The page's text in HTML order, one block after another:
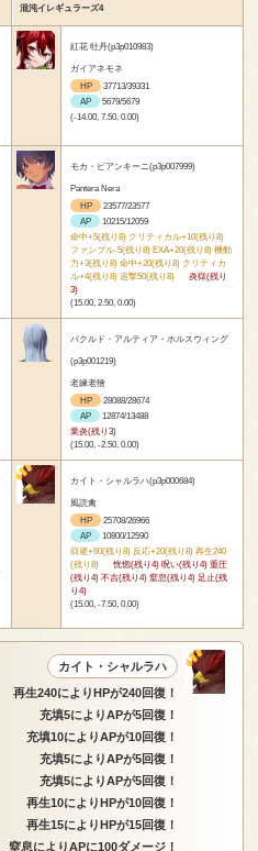
混沌イレギュラーズ4
紅花 牡丹(p3p010983)
ガイアネモネ
HP
37713/39331
AP
5679/5679
(-14.00, 7.50, 0.00)
モカ・ビアンキーニ(p3p007999)
Pantera Nera
HP
23577/23577
AP
10215/12059
命中+5(残り8) クリティカル+10(残り8)
ファンブル-5(残り8) EXA+20(残り8) 機動
力+3(残り8) 命中+20(残り8) クリティカ
ル+4(残り8) 追撃50(残り8)
炎獄(残り
3)
(15.00, 2.50, 0.00)
バクルド・アルティア・ホルスウィング
(p3p001219)
老練老獪
HP
28088/28674
AP
12874/13488
業炎(残り3)
(15.00, -2.50, 0.00)
カイト・シャルラハ(p3p000684)
風読禽
HP
25708/26966
AP
10800/12590
回避+60(残り8) 反応+20(残り8) 再生240
(残り8)
恍惚(残り4) 呪い(残り4) 重圧
(残り4) 不吉(残り4) 窒息(残り4) 足止(残
り4)
(15.00, -7.50, 0.00)
カイト・シャルラハ
再生240によりHPが240回復！
充填5によりAPが5回復！
充填10によりAPが10回復！
充填5によりAPが5回復！
充填5によりAPが5回復！
再生10によりHPが10回復！
再生15によりHPが15回復！
窒息によりAPに100ダメージ！